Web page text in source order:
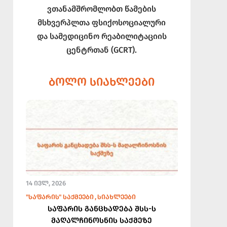
ვთანამშრომლობთ წამების
მსხვერპლთა ფსიქოსოციალური
და სამედიცინო რეაბილიტაციის
ცენტრთან (GCRT).
ᲑᲝᲚᲝ ᲡᲘᲐᲮᲚᲔᲔᲑᲘ
14 ᲘᲕᲚ, 2026
"ᲡᲐᲤᲐᲠᲘᲡ" ᲡᲐᲥᲛᲔᲔᲑᲘ ᲡᲘᲐᲮᲚᲔᲔᲑᲘ
საფარის განცხადება შსს-ს
მაღალჩინოსნის საქმეზე